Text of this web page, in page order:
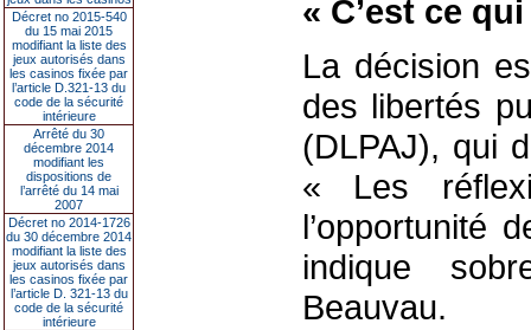
Décret no 2015-540
du 15 mai 2015
modifiant la liste des
jeux autorisés dans
les casinos fixée par
l’article D.321-13 du
code de la sécurité
intérieure
Arrêté du 30
décembre 2014
modifiant les
dispositions de
l’arrêté du 14 mai
2007
Décret no 2014-1726
du 30 décembre 2014
modifiant la liste des
jeux autorisés dans
les casinos fixée par
l’article D. 321-13 du
code de la sécurité
intérieure
« C’est ce
La décision
des libertés
(DLPAJ), qui
« Les
l’opportunité
indique
Beauvau.